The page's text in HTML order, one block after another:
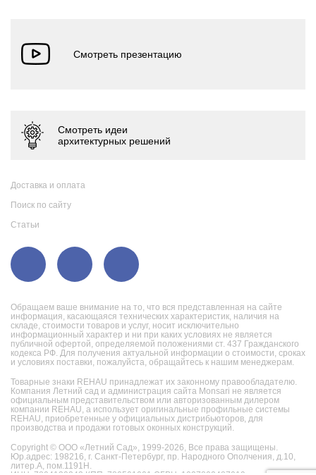
Обращаем ваше внимание на то, что вся представленная на сайте
информация, касающаяся технических характеристик, наличия на
складе, стоимости товаров и услуг, носит исключительно
информационный характер и ни при каких условиях не является
публичной офертой, определяемой положениями ст. 437 Гражданского
кодекса РФ. Для получения актуальной информации о стоимости, сроках
и условиях поставки, пожалуйста, обращайтесь к нашим менеджерам.
Товарные знаки REHAU принадлежат их законному правообладателю.
Компания Летний сад и администрация сайта Monsari не является
официальным представительством или авторизованным дилером
компании REHAU, а использует оригинальные профильные системы
REHAU, приобретенные у официальных дистрибьюторов, для
производства и продажи готовых оконных конструкций.
Copyright © ООО «Летний Сад», 1999-2026, Все права защищены.
Юр.адрес: 198216, г. Санкт-Петербург, пр. Народного Ополчения, д.10,
литер.А, пом.1191Н.
Доставка и оплата
Поиск по сайту
Статьи